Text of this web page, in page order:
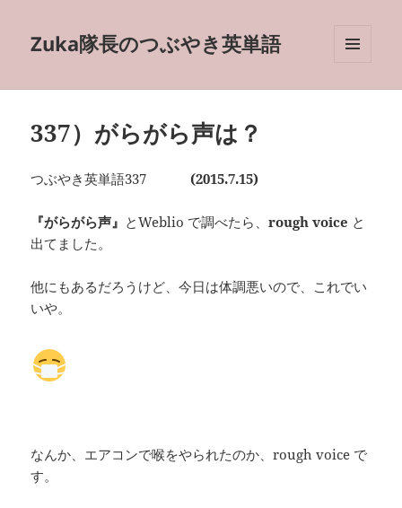
Zuka隊長のつぶやき英単語
ーとウ
337）がらがら声は？
つぶやき英単語337 (2015.7.15)
『がらがら声』 とWeblio で調べたら、rough voice と
出てました。
他にもあるだろうけど、今日は体調悪いので、これでい
いや。
なんか、エアコンで喉をやられたのか、rough voice で
す。